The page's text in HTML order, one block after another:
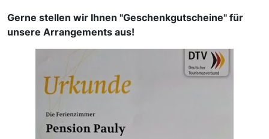
Gerne stellen wir Ihnen "Geschenkgutscheine" für
unsere Arrangements aus!